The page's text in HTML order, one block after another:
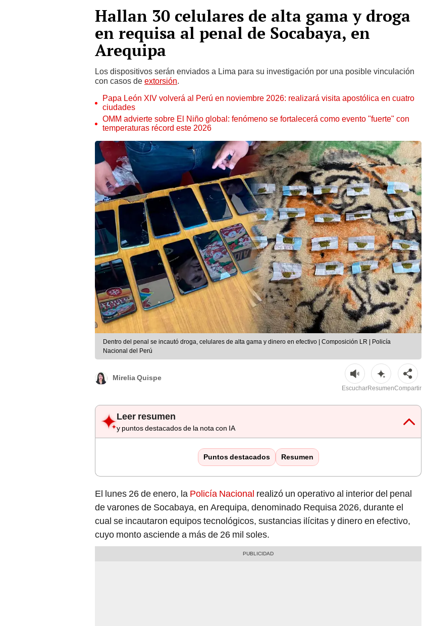
Hallan 30 celulares de alta gama y droga
en requisa al penal de Socabaya, en
Arequipa
Los dispositivos serán enviados a Lima para su investigación por una posible vinculación
con casos de extorsión.
Papa León XIV volverá al Perú en noviembre 2026: realizará visita apostólica en cuatro
ciudades
OMM advierte sobre El Niño global: fenómeno se fortalecerá como evento "fuerte" con
temperaturas récord este 2026
Dentro del penal se incautó droga, celulares de alta gama y dinero en efectivo | Composición LR | Policía
Nacional del Perú
Mirelia Quispe
EscucharResumenCompartir
Leer resumen
y puntos destacados de la nota con IA
Puntos destacados Resumen
El lunes 26 de enero, la Policía Nacional realizó un operativo al interior del penal
de varones de Socabaya, en Arequipa, denominado Requisa 2026, durante el
cual se incautaron equipos tecnológicos, sustancias ilícitas y dinero en efectivo,
cuyo monto asciende a más de 26 mil soles.